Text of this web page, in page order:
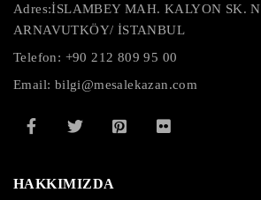
Adres:İSLAMBEY MAH. KALYON SK.
ARNAVUTKÖY/ İSTANBUL
Telefon: +90 212 809 95 00
Email: bilgi@mesalekazan.com
HAKKIMIZDA